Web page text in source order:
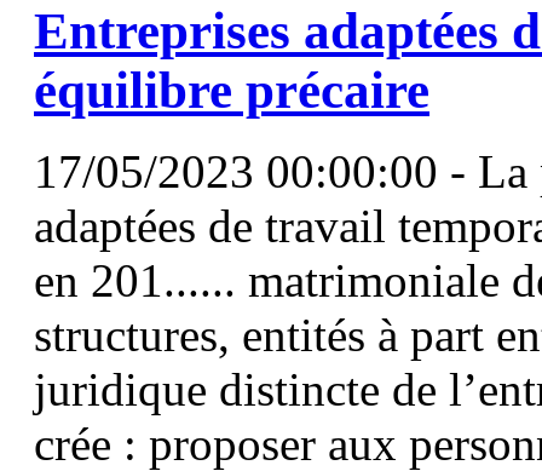
Entreprises adaptées
équilibre précaire
17/05/2023 00:00:00 - La
adaptées de travail
en 201...... matrimoniale
structures, entités à part
juridique distincte de
crée : proposer aux